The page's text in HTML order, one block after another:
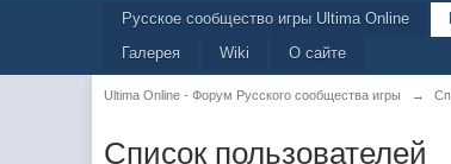
Русское сообщество игры Ultima Online
Галерея
Wiki О сайте
Ultima Online - Форум Русского сообщества игры →
Список пользователей